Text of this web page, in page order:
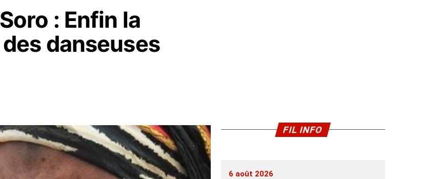
: Enfin la
danseuses
FIL INFO
6 août 2026